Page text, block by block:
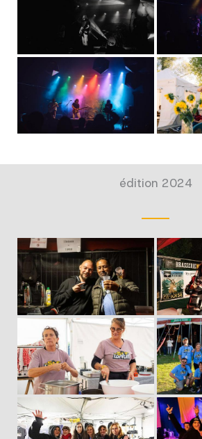
édition 2024